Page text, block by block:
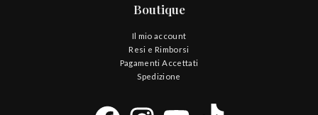
Boutique
Il mio account
Resi e Rimborsi
Pagamenti Accettati
Spedizione